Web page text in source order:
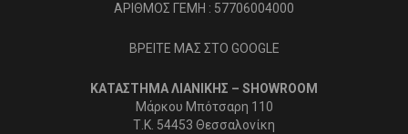
ΑΡΙΘΜΟΣ ΓΕΜΗ : 57706004000
ΒΡΕΙΤΕ ΜΑΣ ΣΤΟ GOOGLE
ΚΑΤΑΣΤΗΜΑ ΛΙΑΝΙΚΗΣ – SHOWROOM
Μάρκου Μπότσαρη 110
Τ.Κ. 54453 Θεσσαλονίκη